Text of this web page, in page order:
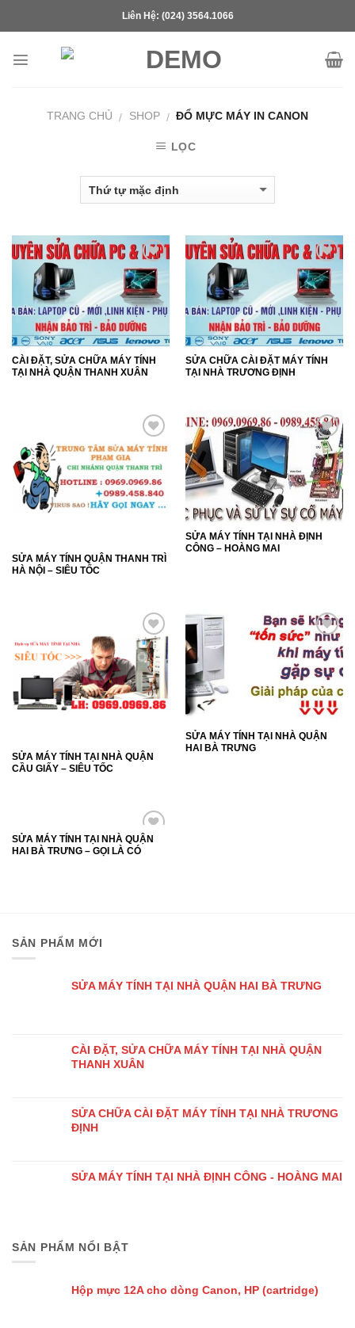
Liên Hệ: (024) 3564.1066
TRANG CHỦ / SHOP / ĐỔ MỰC MÁY IN CANON
LỌC
Add to
Wishlist
CÀI ĐẶT, SỬA CHỮA MÁY TÍNH
TẠI NHÀ QUẬN THANH XUÂN
Add to
Wishlist
SỬA CHỮA CÀI ĐẶT MÁY TÍNH
TẠI NHÀ TRƯƠNG ĐỊNH
Add to
SỬA MÁY TÍNH QUẬN THANH TRÌ
HÀ NỘI – SIÊU TỐC
Add to
Wishlist
SỬA MÁY TÍNH TẠI NHÀ ĐỊNH
CÔNG – HOÀNG MAI
Add to
Wishlist
SỬA MÁY TÍNH TẠI NHÀ QUẬN
CẦU GIẤY – SIÊU TỐC
Add to
Wishlist
SỬA MÁY TÍNH TẠI NHÀ QUẬN
HAI BÀ TRƯNG
Add to
Wishlist
SỬA MÁY TÍNH TẠI NHÀ QUẬN
HAI BÀ TRƯNG – GỌI LÀ CÓ
SẢN PHẨM MỚI
SỬA MÁY TÍNH TẠI NHÀ QUẬN HAI BÀ TRƯNG
CÀI ĐẶT, SỬA CHỮA MÁY TÍNH TẠI NHÀ QUẬN
THANH XUÂN
SỬA CHỮA CÀI ĐẶT MÁY TÍNH TẠI NHÀ TRƯƠNG
ĐỊNH
SỬA MÁY TÍNH TẠI NHÀ ĐỊNH CÔNG - HOÀNG MAI
SẢN PHẨM NỔI BẬT
Hộp mực 12A cho dòng Canon, HP (cartridge)